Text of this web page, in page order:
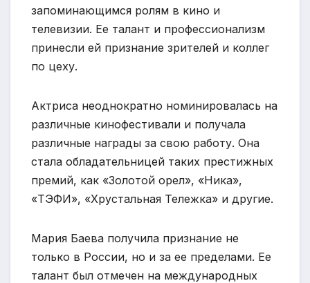
запоминающимся ролям в кино и
телевизии. Ее талант и профессионализм
принесли ей признание зрителей и коллег
по цеху.
Актриса неоднократно номинировалась на
различные кинофестивали и получала
различные награды за свою работу. Она
стала обладательницей таких престижных
премий, как «Золотой орел», «Ника»,
«ТЭФИ», «Хрустальная Тележка» и другие.
Мария Баева получила признание не
только в России, но и за ее пределами. Ее
талант был отмечен на международных